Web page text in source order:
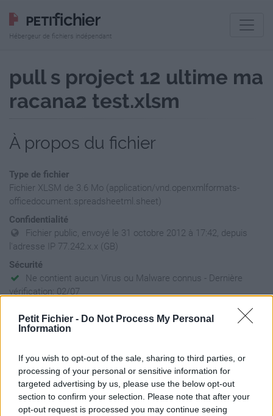
Petit Fichier - Do Not Process My Personal
Information
If you wish to opt-out of the sale, sharing to third parties, or
processing of your personal or sensitive information for
targeted advertising by us, please use the below opt-out
section to confirm your selection. Please note that after your
opt-out request is processed you may continue seeing
Hébergeur de fichiers indépendant
pull s project 12 ultime ma
racana2 test.xlsm
À propos du fichier
Type de fichier
Fichier XLSM de 3.6 Mo (application/vnd.openxmlformats-
officedocument.spreadsheetml.sheet)
Confidentialité
Fichier public, envoyé le 31 octobre 2012 à 17:42, depuis
l'adresse IP 77.242.x.x (GB)
Sécurité
Ne contient aucun Virus ou Malware connus - Dernière
vérification: 02/07
La présente page de téléchargement a été vue 1342 fois depuis
Page de téléchargement
https://www.petit-fichier.fr/2012/10/31/pull-s-project-12-ultime-
maracana2-test/
Copier